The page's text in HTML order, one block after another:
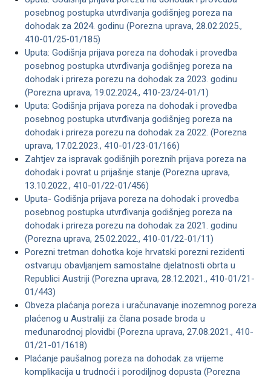
posebnog postupka utvrđivanja godišnjeg poreza na
dohodak za 2024. godinu (Porezna uprava, 28.02.2025.,
410-01/25-01/185)
Uputa: Godišnja prijava poreza na dohodak i provedba
posebnog postupka utvrđivanja godišnjeg poreza na
dohodak i prireza porezu na dohodak za 2023. godinu
(Porezna uprava, 19.02.2024., 410-23/24-01/1)
Uputa: Godišnja prijava poreza na dohodak i provedba
posebnog postupka utvrđivanja godišnjeg poreza na
dohodak i prireza porezu na dohodak za 2022. (Porezna
uprava, 17.02.2023., 410-01/23-01/166)
Zahtjev za ispravak godišnjih poreznih prijava poreza na
dohodak i povrat u prijašnje stanje (Porezna uprava,
13.10.2022., 410-01/22-01/456)
Uputa- Godišnja prijava poreza na dohodak i provedba
posebnog postupka utvrđivanja godišnjeg poreza na
dohodak i prireza porezu na dohodak za 2021. godinu
(Porezna uprava, 25.02.2022., 410-01/22-01/11)
Porezni tretman dohotka koje hrvatski porezni rezidenti
ostvaruju obavljanjem samostalne djelatnosti obrta u
Republici Austriji (Porezna uprava, 28.12.2021., 410-01/21-
01/443)
Obveza plaćanja poreza i uračunavanje inozemnog poreza
plaćenog u Australiji za člana posade broda u
međunarodnoj plovidbi (Porezna uprava, 27.08.2021., 410-
01/21-01/1618)
Plaćanje paušalnog poreza na dohodak za vrijeme
komplikacija u trudnoći i porodiljnog dopusta (Porezna